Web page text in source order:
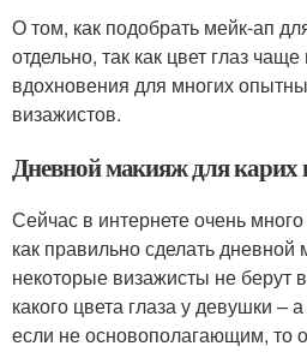
О том, как подобрать мейк-ап
отдельно, так как цвет глаз
вдохновения для многих
визажистов.
Дневной макияж для карих
Сейчас в интернете очень
как правильно сделать
некоторые визажисты не берут
какого цвета глаза у девушки –
если не основополагающим, то